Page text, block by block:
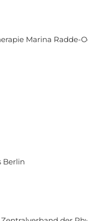
Marina Radde-
Berlin